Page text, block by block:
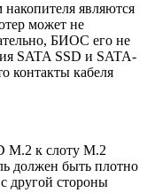
являются
может не
БИОС его не
SATA SSD и SATA-
контакты кабеля
M.2 к слоту M.2
должен быть плотно
другой стороны